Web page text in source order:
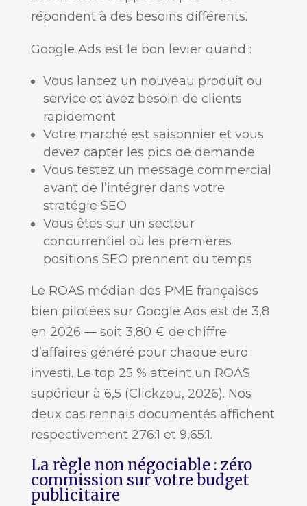
répondent à des besoins différents.
Google Ads est le bon levier quand :
Vous lancez un nouveau produit ou
service et avez besoin de clients
rapidement
Votre marché est saisonnier et vous
devez capter les pics de demande
Vous testez un message commercial
avant de l’intégrer dans votre
stratégie SEO
Vous êtes sur un secteur
concurrentiel où les premières
positions SEO prennent du temps
Le ROAS médian des PME françaises
bien pilotées sur Google Ads est de 3,8
en 2026 — soit 3,80 € de chiffre
d’affaires généré pour chaque euro
investi. Le top 25 % atteint un ROAS
supérieur à 6,5 (Clickzou, 2026). Nos
deux cas rennais documentés affichent
respectivement 276:1 et 9,65:1.
La règle non négociable : zéro
commission sur votre budget
publicitaire